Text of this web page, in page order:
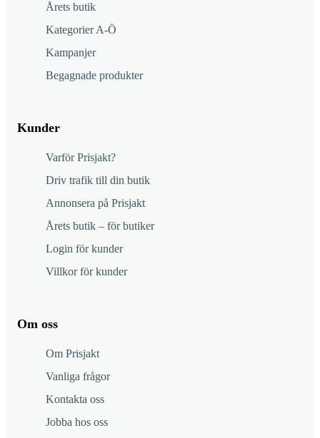
Årets butik
Kategorier A-Ö
Kampanjer
Begagnade produkter
Kunder
Varför Prisjakt?
Driv trafik till din butik
Annonsera på Prisjakt
Årets butik – för butiker
Login för kunder
Villkor för kunder
Om oss
Om Prisjakt
Vanliga frågor
Kontakta oss
Jobba hos oss